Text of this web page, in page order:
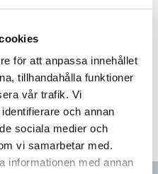
för att anpassa innehållet
tillhandahålla funktioner
vår trafik. Vi
och annan
sociala medier och
vi samarbetar med.
informationen med annan
på!
till webben och digital
vår app
FÖR 129 KR!